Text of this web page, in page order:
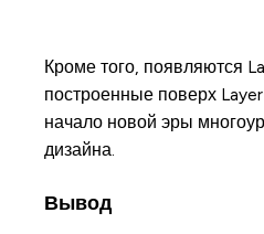
Кроме того, появляются
построенные поверх
начало новой эры
дизайна.
Вывод